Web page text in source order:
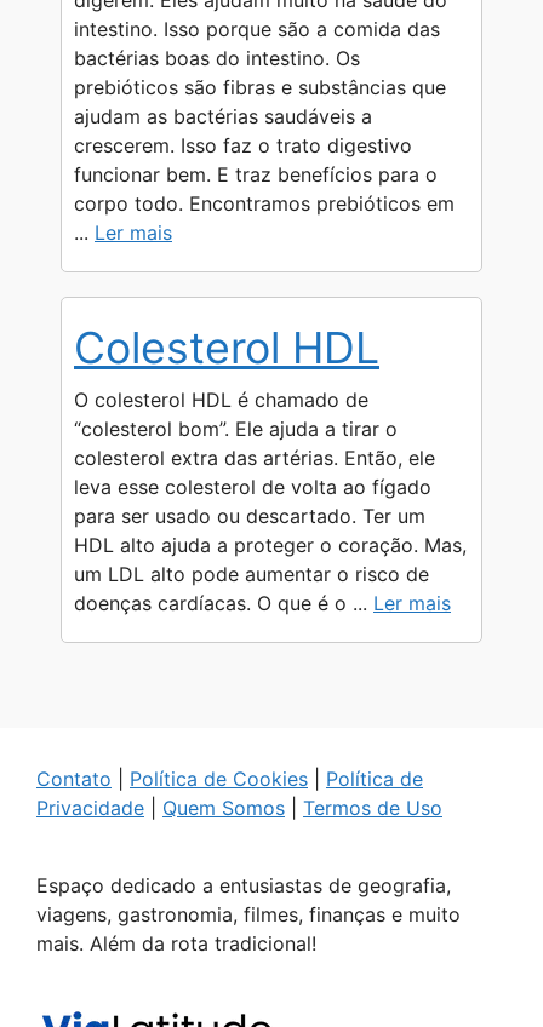
intestino. Isso porque são a comida das
bactérias boas do intestino. Os
prebióticos são fibras e substâncias que
ajudam as bactérias saudáveis a
crescerem. Isso faz o trato digestivo
funcionar bem. E traz benefícios para o
corpo todo. Encontramos prebióticos em
... Ler mais
Colesterol HDL
O colesterol HDL é chamado de
“colesterol bom”. Ele ajuda a tirar o
colesterol extra das artérias. Então, ele
leva esse colesterol de volta ao fígado
para ser usado ou descartado. Ter um
HDL alto ajuda a proteger o coração. Mas,
um LDL alto pode aumentar o risco de
doenças cardíacas. O que é o ... Ler mais
Contato Política de Cookies
Política de
Privacidade
Quem Somos Termos de Uso
Espaço dedicado a entusiastas de geografia,
viagens, gastronomia, filmes, finanças e muito
mais. Além da rota tradicional!